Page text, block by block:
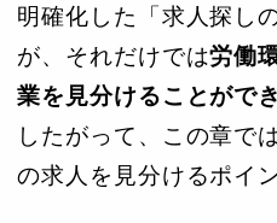
明確化した「求人探し
が、それだけでは労働
業を見分けることがで
したがって、この章で
の求人を見分けるポイ